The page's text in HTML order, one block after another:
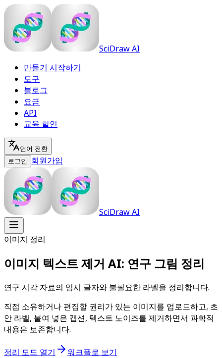
SciDraw AI
만들기 시작하기
도구
블로그
요금
API
교육 할인
언어 전환
로그인
회원가입
SciDraw AI
이미지 정리
이미지 텍스트 제거 AI: 연구 그림 정리
연구 시각 자료의 임시 글자와 불필요한 라벨을 정리합니다.
직접 소유하거나 편집할 권리가 있는 이미지를 업로드하고, 초
안 라벨, 붙여 넣은 캡션, 텍스트 노이즈를 제거하면서 과학적
내용은 보존합니다.
정리 모드 열기
워크플로 보기